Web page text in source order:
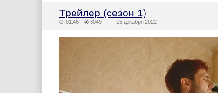
Трейлер (сезон 1)
01:46 3049 — 15 декабря 2022